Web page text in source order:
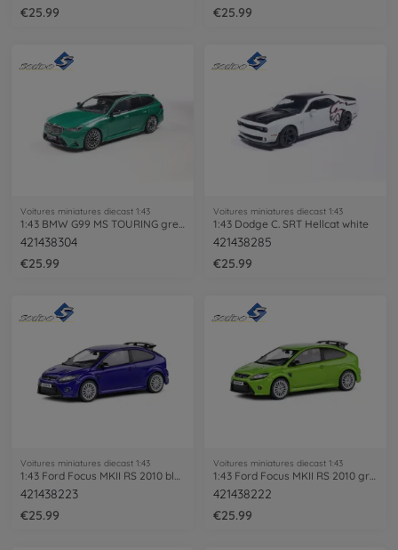
€25.99
€25.99
Voitures miniatures diecast 1:43
1:43 BMW G99 MS TOURING green
421438304
€25.99
Voitures miniatures diecast 1:43
1:43 Dodge C. SRT Hellcat white
421438285
€25.99
Voitures miniatures diecast 1:43
421438223
€25.99
Voitures miniatures diecast 1:43
421438222
€25.99